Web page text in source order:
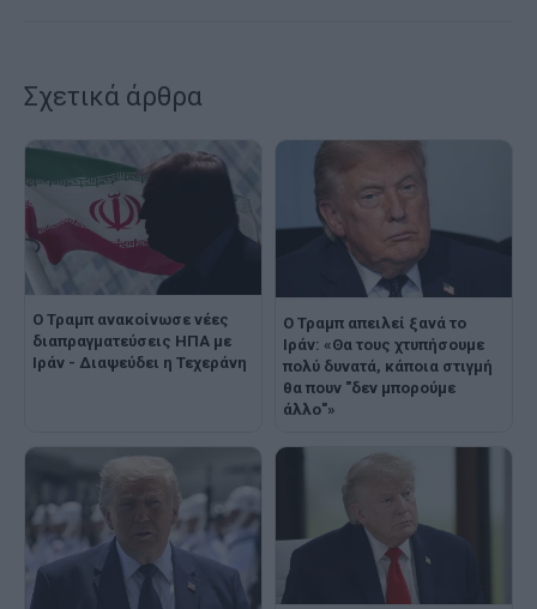
Σχετικά άρθρα
Ο Τραμπ ανακοίνωσε νέες
διαπραγματεύσεις ΗΠΑ με
Ιράν - Διαψεύδει η Τεχεράνη
Ο Τραμπ απειλεί ξανά το
Ιράν: «Θα τους χτυπήσουμε
πολύ δυνατά, κάποια στιγμή
θα πουν "δεν μπορούμε
άλλο"»